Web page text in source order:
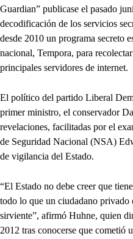
Guardian” publicase el pasado
decodificación de los servicios
desde 2010 un programa secreto
nacional, Tempora, para
principales servidores de internet.
El político del partido Liberal
primer ministro, el conservador
revelaciones, facilitadas por el
de Seguridad Nacional (NSA)
de vigilancia del Estado.
“El Estado no debe creer que
todo lo que un ciudadano privado
sirviente”, afirmó Huhne, quien
2012 tras conocerse que cometió